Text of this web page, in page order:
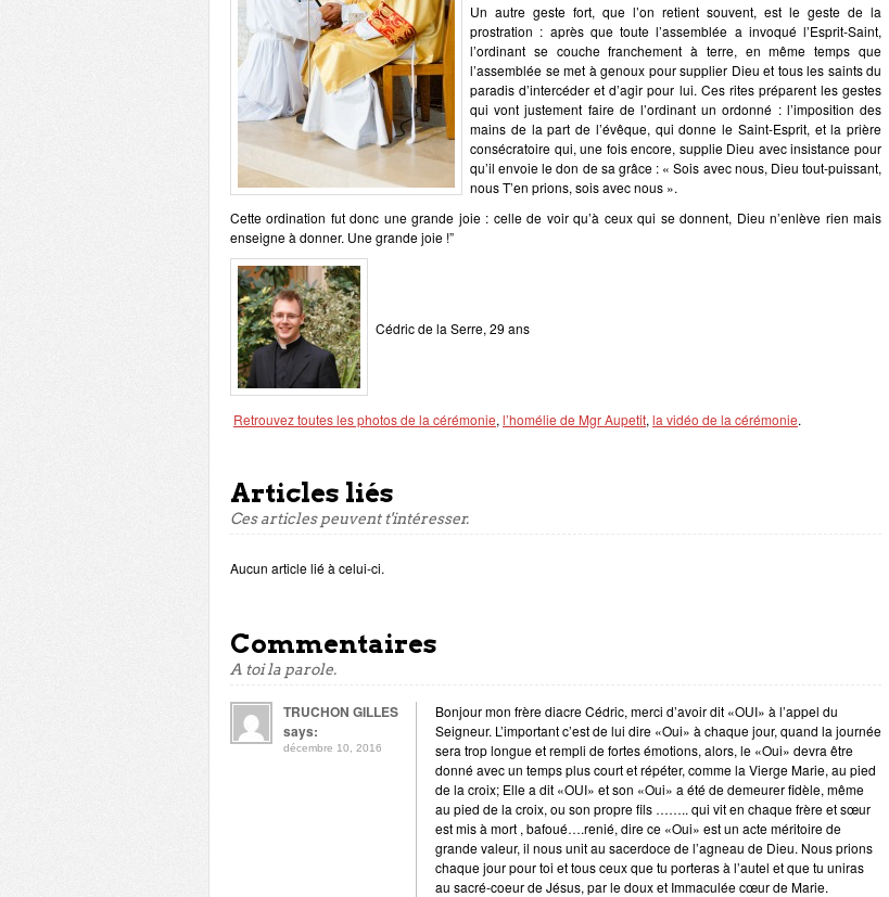
Un autre geste fort, que l’on retient souvent, est le geste de la
prostration : après que toute l’assemblée a invoqué l’Esprit-Saint,
l’ordinant se couche franchement à terre, en même temps que
l’assemblée se met à genoux pour supplier Dieu et tous les saints du
paradis d’intercéder et d’agir pour lui. Ces rites préparent les gestes
qui vont justement faire de l’ordinant un ordonné : l’imposition des
mains de la part de l’évêque, qui donne le Saint-Esprit, et la prière
consécratoire qui, une fois encore, supplie Dieu avec insistance pour
qu’il envoie le don de sa grâce : « Sois avec nous, Dieu tout-puissant,
nous T’en prions, sois avec nous ».
Cette ordination fut donc une grande joie : celle de voir qu’à ceux qui se donnent, Dieu n’enlève rien mais
enseigne à donner. Une grande joie !”
Cédric de la Serre, 29 ans
Retrouvez toutes les photos de la cérémonie, l’homélie de Mgr Aupetit, la vidéo de la cérémonie.
Articles liés
Ces articles peuvent t'intéresser.
Aucun article lié à celui-ci.
Commentaires
A toi la parole.
TRUCHON GILLES
says:
décembre 10, 2016
Bonjour mon frère diacre Cédric, merci d’avoir dit «OUI» à l’appel du
Seigneur. L’important c’est de lui dire «Oui» à chaque jour, quand la journée
sera trop longue et rempli de fortes émotions, alors, le «Oui» devra être
donné avec un temps plus court et répéter, comme la Vierge Marie, au pied
de la croix; Elle a dit «OUI» et son «Oui» a été de demeurer fidèle, même
au pied de la croix, ou son propre fils …….. qui vit en chaque frère et sœur
est mis à mort , bafoué….renié, dire ce «Oui» est un acte méritoire de
grande valeur, il nous unit au sacerdoce de l’agneau de Dieu. Nous prions
chaque jour pour toi et tous ceux que tu porteras à l’autel et que tu uniras
au sacré-coeur de Jésus, par le doux et Immaculée cœur de Marie.